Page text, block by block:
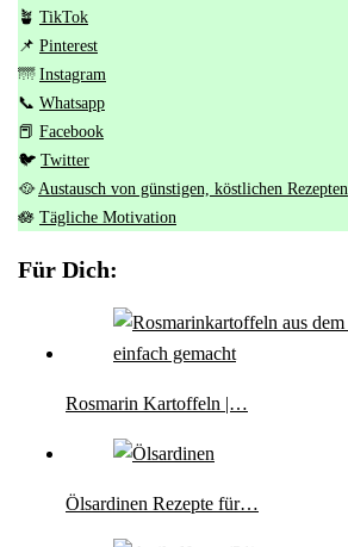
🪴 TikTok
📌 Pinterest
🌁Instagram
📞 Whatsapp
📕 Facebook
🐦 Twitter
🥘Austausch von günstigen, köstlichen Rezepten
🪷 Tägliche Motivation
Für Dich:
Rosmarin Kartoffeln |…
Ölsardinen Rezepte für…